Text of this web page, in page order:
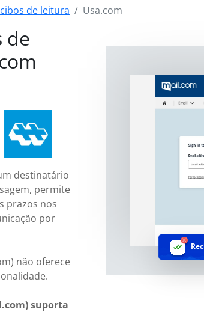
de leitura Usa.com
de
destinatário
permite
prazos nos
por
não oferece
suporta